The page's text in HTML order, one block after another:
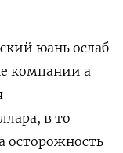
юань ослаб
компании а
в то
осторожность